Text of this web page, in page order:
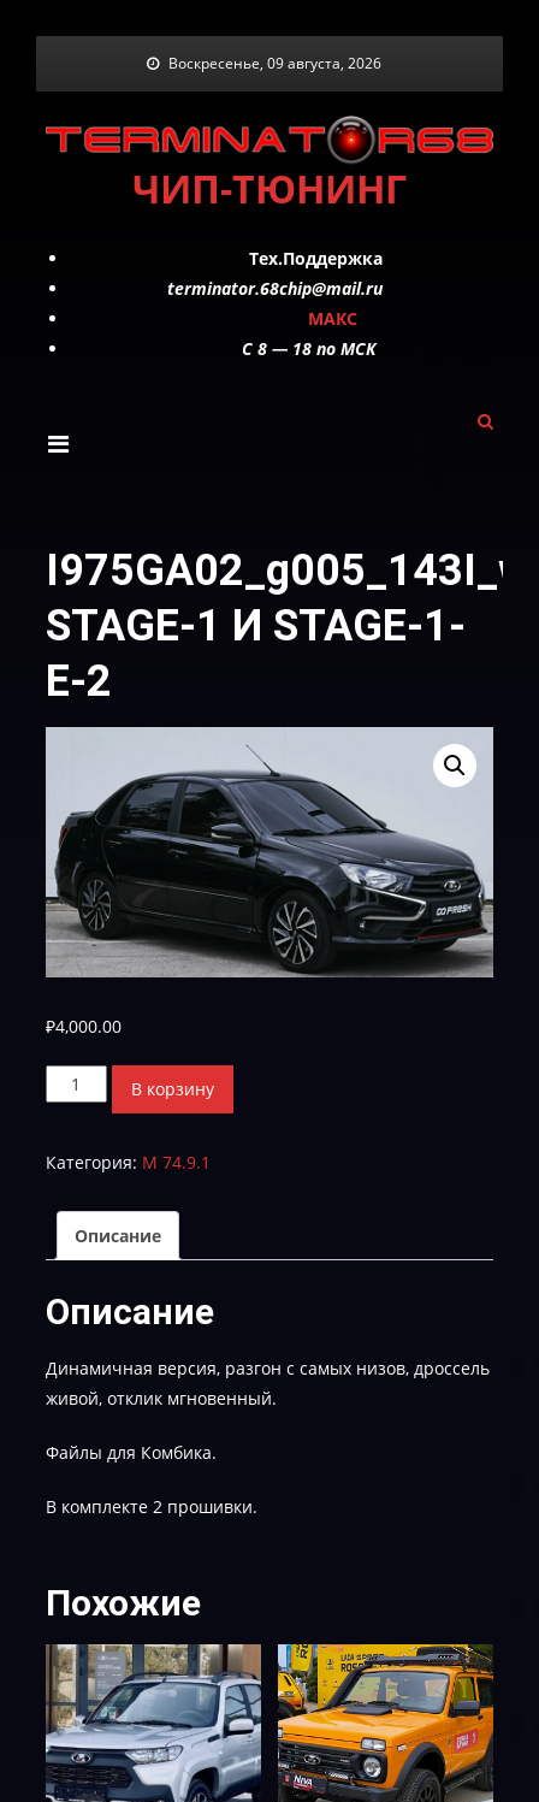
Воскресенье, 09 августа, 2026
ЧИП-ТЮНИНГ
Тех.Поддержка
terminator.68chip@mail.ru
МАКС
C 8 — 18 по МСК
STAGE-1 И STAGE-1-
E-2
₽4,000.00
Количество
товара
STAGE-
STAGE-
E-
В корзину
Категория: М 74.9.1
Описание
Описание
Динамичная версия, разгон с самых низов, дроссель
живой, отклик мгновенный.
Файлы для Комбика.
В комплекте 2 прошивки.
Похожие